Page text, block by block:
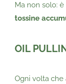
Ma non solo:
tossine
OIL
Ogni volta che